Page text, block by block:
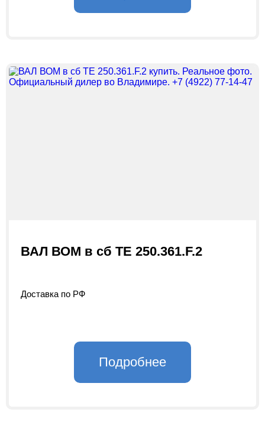
ВАЛ ВОМ в сб ТЕ 250.361.F.2
Доставка по РФ
Подробнее